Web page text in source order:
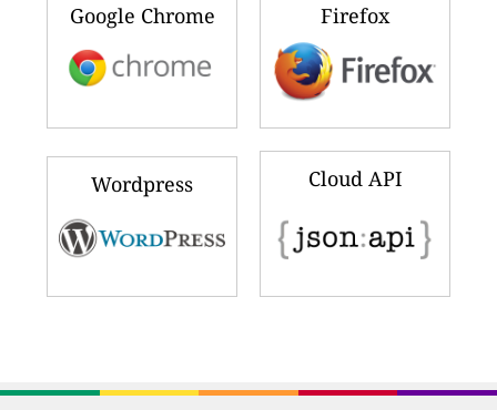
Google Chrome Firefox
Wordpress Cloud API